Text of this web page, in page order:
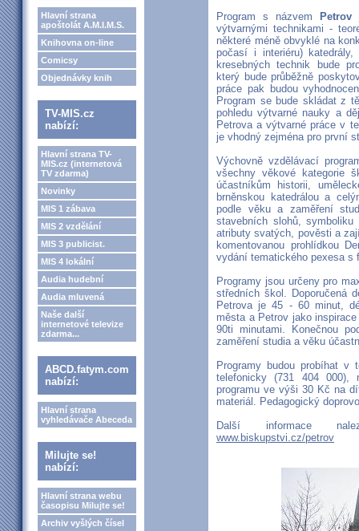
Hlavní strana
apoštolát A.M.I.M.S.
Knihovna on-line
Comicsy
Objednávky knih
TV-MIS.cz
nabízí:
Hlavní strana TV-
MIS.cz (internetová
TV zdarma)
Novinky
MIS 1 zábava
MIS 2 vzdělání
MIS 3 publicist.
MIS 4 lokální
Audia hudební
Audia mluvená
Naše další
internetové televize
zdarma...
ABCD.fatym.com
nabízí:
Hlavní strana
vyhledávače Abeceda
Milujte se!
nabízí:
Hlavní strana webu
časopisu Milujte se!
Archiv vyšlých čísel
Program s názvem
výtvarnými technikami -
některé méně obvyklé na
počasí i interiéru) katedrály,
kresebných technik bude
který bude průběžně
práce pak budou
Program se bude skládat z
pohledu výtvarné nauky a
Petrova a výtvarné práce v
je vhodný zejména pro první
Výchovně vzdělávací
všechny věkové kategorie
účastníkům historii,
brněnskou katedrálou a
podle věku a zaměření
stavebních slohů,
atributy svatých, pověsti a
komentovanou prohlídkou
vydání tematického pexesa s
Programy jsou určeny pro
středních škol. Doporučená
Petrova je 45 - 60 minut,
města a Petrov jako
90ti minutami. Konečnou
zaměření studia a věku
Programy budou probíhat
telefonicky (731 404 000),
programu ve výši 30 Kč na
materiál. Pedagogický
Další informace
www.biskupstvi.cz/petrov